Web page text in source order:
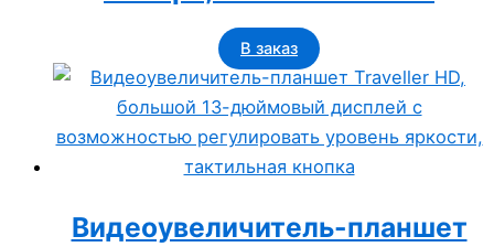
В заказ
Видеоувеличитель-планшет